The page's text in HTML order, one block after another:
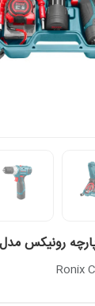
Ronix